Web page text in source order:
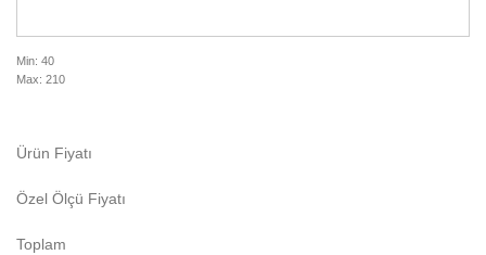
Min: 40
Max: 210
Ürün Fiyatı
Özel Ölçü Fiyatı
Toplam